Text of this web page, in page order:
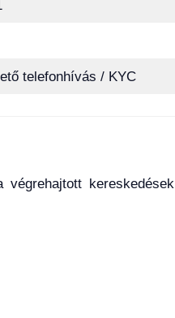
telefonhívás / KYC
kereskedések